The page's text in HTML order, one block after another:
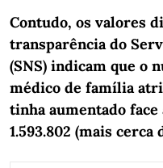
Contudo, os valores
transparência do
(SNS) indicam que o
médico de família
tinha aumentado
1.593.802 (mais cerca